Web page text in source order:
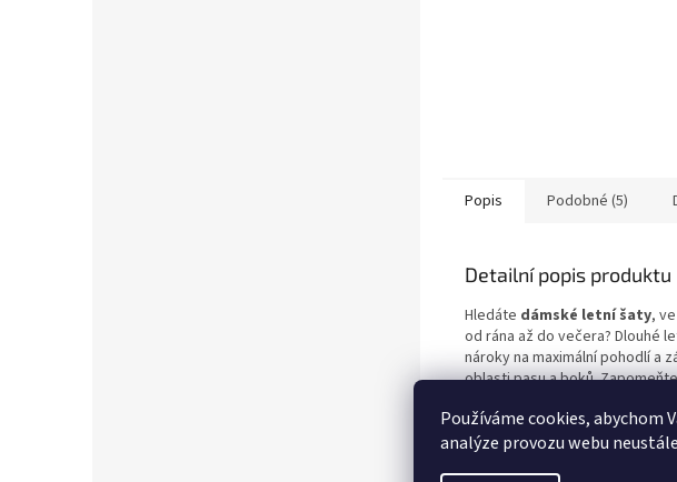
Používáme cookies, abychom
analýze provozu webu
Popis Podobné (5)
Detailní popis produktu
Hledáte dámské letní šaty,
od rána až do večera? Dlouhé
nároky na maximální pohodlí a
oblasti pasu a boků.
přizpůsobí dekoltu, a